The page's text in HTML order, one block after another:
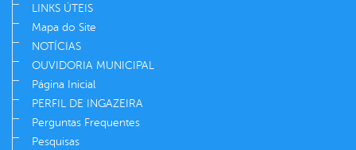
LINKS ÚTEIS
Mapa do Site
NOTÍCIAS
OUVIDORIA MUNICIPAL
Página Inicial
PERFIL DE INGAZEIRA
Perguntas Frequentes
Pesquisas